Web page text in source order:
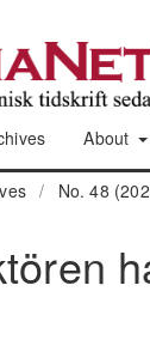
About
/ No. 48